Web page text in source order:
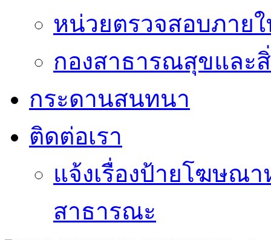
หน่วยตรวจสอบภาย
กองสาธารณสุขและ
กระดานสนทนา
ติดต่อเรา
แจ้งเรื่องป้ายโฆษณ
สาธารณะ